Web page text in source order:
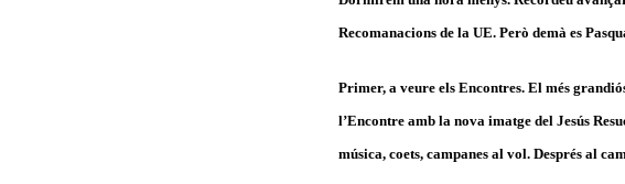
Recomanacions de la UE. Però demà es
Primer, a veure els Encontres. El més
l’Encontre amb la nova imatge del Jesús
música, coets, campanes al vol. Després al